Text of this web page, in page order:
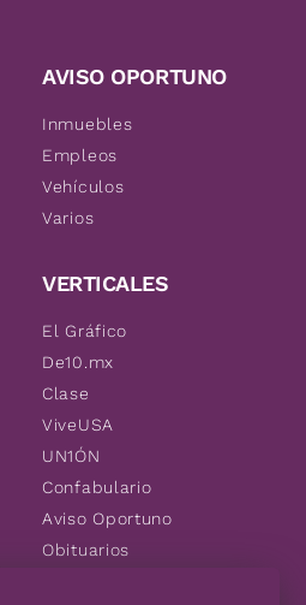
AVISO OPORTUNO
Inmuebles
Empleos
Vehículos
Varios
VERTICALES
El Gráfico
De10.mx
Clase
ViveUSA
UN1ÓN
Confabulario
Aviso Oportuno
Obituarios